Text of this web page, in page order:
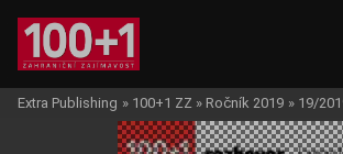
Extra Publishing » 100+1 ZZ » Ročník 2019 » 19/